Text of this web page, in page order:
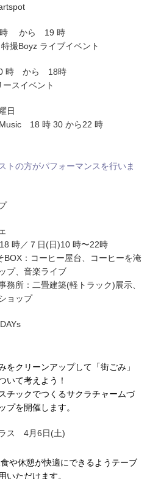
時 から 19 時
撮Boyz ライブイベント
時 から 18時
スイベント
日
18 時 30 から22 時
トの方がパフォーマンスを行いま
時／７日(日)10 時〜22時
BOX：コーヒー屋台、コーヒーを淹
プ、音楽ライブ
務所：二畳建築(軽トラック)展示、
ョップ
をクリーンアップして「街ごみ」
いて考えよう！
チックでつくるサクラチャームづ
プを開催します。
ス 4月6日(土)
や休憩が快適にできるようテーブ
いただけます。